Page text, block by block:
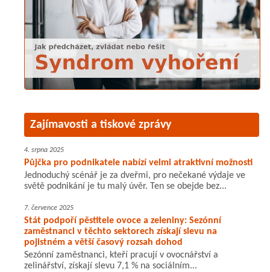
Zajímavosti a tiskové zprávy
4. srpna 2025
Půjčka pro podnikatele nabízí velmi atraktivní možnosti
Jednoduchý scénář je za dveřmi, pro nečekané výdaje ve
světě podnikání je tu malý úvěr. Ten se obejde bez...
7. července 2025
Stát podpoří pěstitele ovoce a zeleniny: Sezónní
zaměstnanci v těchto sektorech získají slevu na
pojistném a větší časový rozsah dohod
Sezónní zaměstnanci, kteří pracují v ovocnářství a
zelinářství, získají slevu 7,1 % na sociálním...